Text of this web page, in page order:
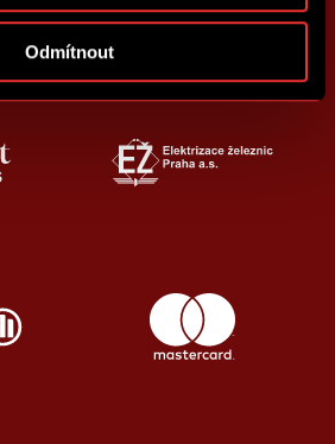
Odmítnout